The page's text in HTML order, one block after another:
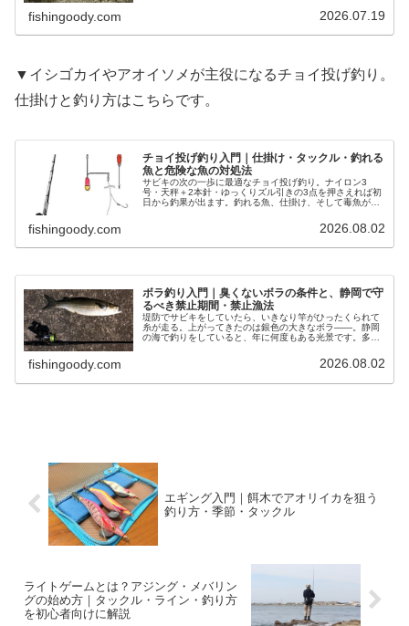
fishingoody.com 2026.07.19
▼イシゴカイやアオイソメが主役になるチョイ投げ釣り。
仕掛けと釣り方はこちらです。
チョイ投げ釣り入門｜仕掛け・タックル・釣れる
魚と危険な魚の対処法
サビキの次の一歩に最適なチョイ投げ釣り。ナイロン3
号・天秤＋2本針・ゆっくりズル引きの3点を押さえれば初
日から釣果が出ます。釣れる魚、仕掛け、そして毒魚が釣
fishingoody.com 2026.08.02
ボラ釣り入門｜臭くないボラの条件と、静岡で守
るべき禁止期間・禁止漁法
堤防でサビキをしていたら、いきなり竿がひったくられて
糸が走る。上がってきたのは銀色の大きなボラ——。静岡
の海で釣りをしていると、年に何度もある光景です。多く
fishingoody.com 2026.08.02
エギング入門｜餌木でアオリイカを狙う
釣り方・季節・タックル
ライトゲームとは？アジング・メバリン
グの始め方｜タックル・ライン・釣り方
を初心者向けに解説